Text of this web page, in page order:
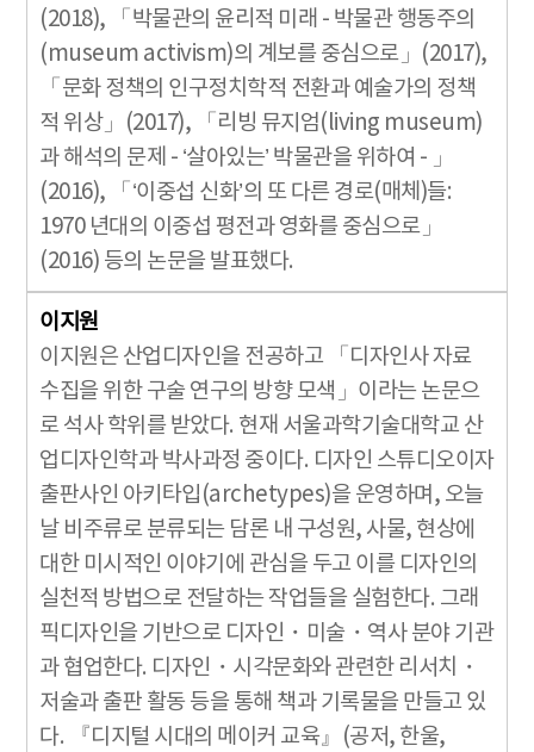
(2018), 「박물관의 윤리적 미래 - 박물관 행동주의
(museum activism)의 계보를 중심으로」(2017),
「문화 정책의 인구정치학적 전환과 예술가의 정책
적 위상」(2017), 「리빙 뮤지엄(living museum)
과 해석의 문제 - ‘살아있는’ 박물관을 위하여 - 」
(2016), 「‘이중섭 신화’의 또 다른 경로(매체)들:
1970 년대의 이중섭 평전과 영화를 중심으로」
(2016) 등의 논문을 발표했다.
이지원
이지원은 산업디자인을 전공하고 「디자인사 자료
수집을 위한 구술 연구의 방향 모색」이라는 논문으
로 석사 학위를 받았다. 현재 서울과학기술대학교 산
업디자인학과 박사과정 중이다. 디자인 스튜디오이자
출판사인 아키타입(archetypes)을 운영하며, 오늘
날 비주류로 분류되는 담론 내 구성원, 사물, 현상에
대한 미시적인 이야기에 관심을 두고 이를 디자인의
실천적 방법으로 전달하는 작업들을 실험한다. 그래
픽디자인을 기반으로 디자인・미술・역사 분야 기관
과 협업한다. 디자인・시각문화와 관련한 리서치・
저술과 출판 활동 등을 통해 책과 기록물을 만들고 있
다. 『디지털 시대의 메이커 교육』(공저, 한울,